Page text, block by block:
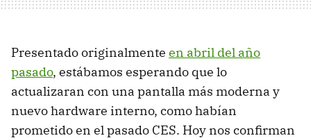
Presentado originalmente en abril del año
pasado, estábamos esperando que lo
actualizaran con una pantalla más moderna y
nuevo hardware interno, como habían
prometido en el pasado CES. Hoy nos confirman